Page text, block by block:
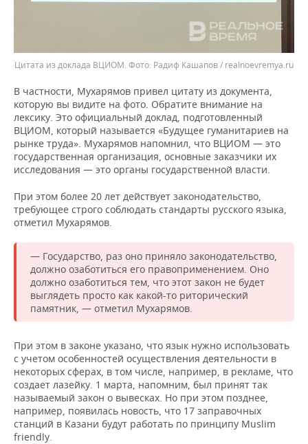
Цитата из доклада ВЦИОМ. Радиф Кашапов / realnoevremya.ru
В частности, Мухарямов привел цитату из документа,
которую вы видите на фото. Обратите внимание на
лексику. Это официальный доклад, подготовленный
ВЦИОМ, который называется «Будущее гуманитариев на
рынке труда». Мухарямов напомнил, что ВЦИОМ — это
государственная организация, основные заказчики их
исследования — это органы государственной власти.
При этом более 20 лет действует законодательство,
требующее строго соблюдать стандарты русского языка,
отметил Мухарямов.
— Государство, раз оно приняло законодательство,
должно озаботиться его правоприменением. Оно
должно озаботиться тем, что этот закон не будет
выглядеть просто как какой-то риторический
памятник, — отметил Мухарямов.
При этом в законе указано, что язык нужно использовать
с учетом особенностей осуществления деятельности в
некоторых сферах, в том числе, например, в рекламе, что
создает лазейку. 1 марта, напомним, был принят так
называемый закон о вывесках. Но при этом позднее,
например, появилась новость, что 17 заправочных
станций в Казани будут работать по принципу Muslim
friendly.